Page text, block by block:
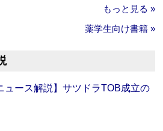
もっと見る »
薬学生向け書籍 »
ュース解説】サツドラTOB成立の